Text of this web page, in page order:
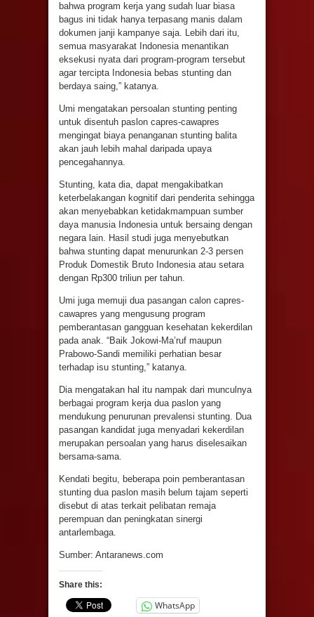
bahwa program kerja yang sudah luar biasa
bagus ini tidak hanya terpasang manis dalam
dokumen janji kampanye saja. Lebih dari itu,
semua masyarakat Indonesia menantikan
eksekusi nyata dari program-program tersebut
agar tercipta Indonesia bebas stunting dan
berdaya saing,” katanya.
Umi mengatakan persoalan stunting penting
untuk disentuh paslon capres-cawapres
mengingat biaya penanganan stunting balita
akan jauh lebih mahal daripada upaya
pencegahannya.
Stunting, kata dia, dapat mengakibatkan
keterbelakangan kognitif dari penderita sehingga
akan menyebabkan ketidakmampuan sumber
daya manusia Indonesia untuk bersaing dengan
negara lain. Hasil studi juga menyebutkan
bahwa stunting dapat menurunkan 2-3 persen
Produk Domestik Bruto Indonesia atau setara
dengan Rp300 triliun per tahun.
Umi juga memuji dua pasangan calon capres-
cawapres yang mengusung program
pemberantasan gangguan kesehatan kekerdilan
pada anak. “Baik Jokowi-Ma’ruf maupun
Prabowo-Sandi memiliki perhatian besar
terhadap isu stunting,” katanya.
Dia mengatakan hal itu nampak dari munculnya
berbagai program kerja dua paslon yang
mendukung penurunan prevalensi stunting. Dua
pasangan kandidat juga menyadari kekerdilan
merupakan persoalan yang harus diselesaikan
bersama-sama.
Kendati begitu, beberapa poin pemberantasan
stunting dua paslon masih belum tajam seperti
disebut di atas terkait pelibatan remaja
perempuan dan peningkatan sinergi
antarlembaga.
Sumber: Antaranews.com
Share this:
WhatsApp